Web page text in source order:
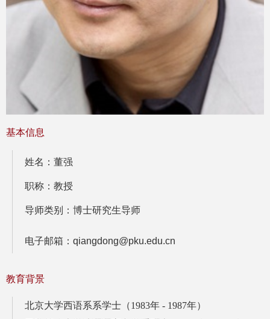
基本信息
姓名：董强
职称：教授
导师类别：博士研究生导师
电子邮箱：qiangdong@pku.edu.cn
教育背景
北京大学西语系系学士（1983年 - 1987年）